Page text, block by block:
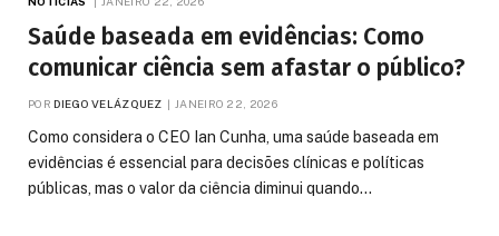
Saúde baseada em evidências: Como
comunicar ciência sem afastar o público?
POR DIEGO VELÁZQUEZ JANEIRO 22, 2026
Como considera o CEO Ian Cunha, uma saúde baseada em
evidências é essencial para decisões clínicas e políticas
públicas, mas o valor da ciência diminui quando…